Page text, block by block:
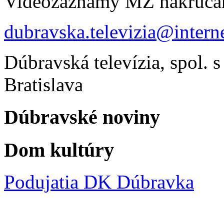
Dúbravská televízia, spol.
Bratislava
Dúbravské noviny
Dom kultúry
Podujatia DK Dúbravka